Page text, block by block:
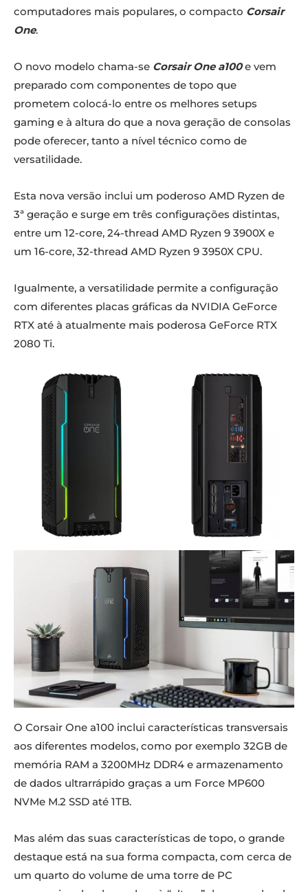
computadores mais populares, o compacto Corsair
One.
O novo modelo chama-se Corsair One a100e vem
preparado com componentes de topo que
prometem colocá-lo entre os melhores setups
gaming e à altura do que a nova geração de consolas
pode oferecer, tanto a nível técnico como de
versatilidade.
Esta nova versão inclui um poderoso AMD Ryzen de
3ª geração e surge em três configurações distintas,
entre um 12-core, 24-thread AMD Ryzen 9 3900X e
um 16-core, 32-thread AMD Ryzen 9 3950X CPU.
Igualmente, a versatilidade permite a configuração
com diferentes placas gráficas da NVIDIA GeForce
RTX até à atualmente mais poderosa GeForce RTX
2080 Ti.
O Corsair One a100 inclui características transversais
aos diferentes modelos, como por exemplo 32GB de
memória RAM a 3200MHz DDR4 e armazenamento
de dados ultrarrápido graças a um Force MP600
NVMe M.2 SSD até 1TB.
Mas além das suas características de topo, o grande
destaque está na sua forma compacta, com cerca de
um quarto do volume de uma torre de PC